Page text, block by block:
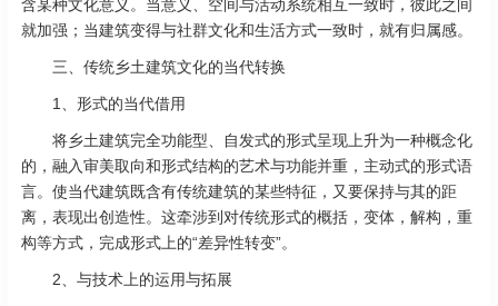
含某种文化意义。当意义、空间与活动系统相互一致时，彼此之间
就加强；当建筑变得与社群文化和生活方式一致时，就有归属感。
三、传统乡土建筑文化的当代转换
1、形式的当代借用
将乡土建筑完全功能型、自发式的形式呈现上升为一种概念化
的，融入审美取向和形式结构的艺术与功能并重，主动式的形式语
言。使当代建筑既含有传统建筑的某些特征，又要保持与其的距
离，表现出创造性。这牵涉到对传统形式的概括，变体，解构，重
构等方式，完成形式上的“差异性转变”。
2、与技术上的运用与拓展